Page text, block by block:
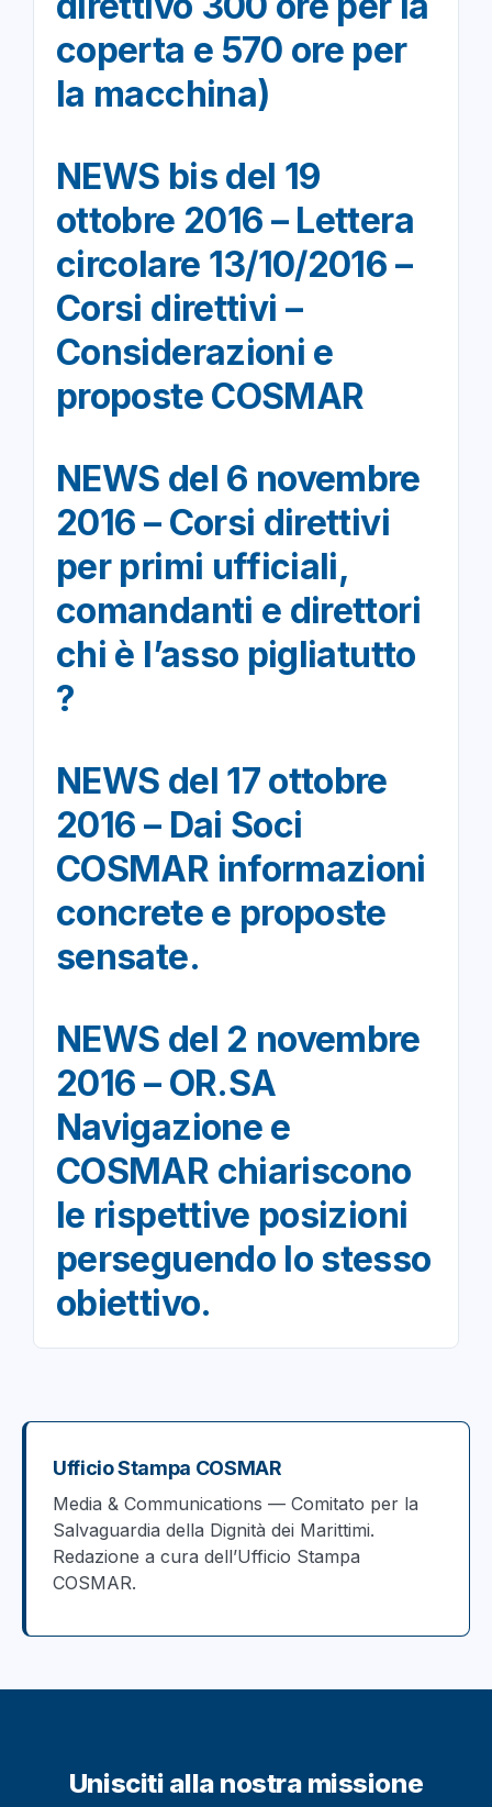
coperta e 570 ore per
la macchina)
NEWS bis del 19
ottobre 2016 – Lettera
circolare 13/10/2016 –
Corsi direttivi –
Considerazioni e
proposte COSMAR
NEWS del 6 novembre
2016 – Corsi direttivi
per primi ufficiali,
comandanti e direttori
chi è l’asso pigliatutto
?
NEWS del 17 ottobre
2016 – Dai Soci
COSMAR informazioni
concrete e proposte
sensate.
NEWS del 2 novembre
2016 – OR.SA
Navigazione e
COSMAR chiariscono
le rispettive posizioni
perseguendo lo stesso
obiettivo.
Ufficio Stampa COSMAR
Media & Communications — Comitato per la
Salvaguardia della Dignità dei Marittimi.
Redazione a cura dell’Ufficio Stampa
COSMAR.
Unisciti alla nostra missione